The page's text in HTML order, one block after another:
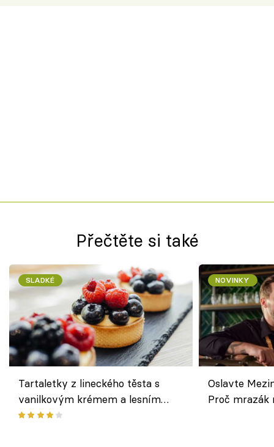
Přečtěte si také
SLADKÉ
Tartaletky z lineckého těsta s
vanilkovým krémem a lesním
ovocem podle Bread Society
NOVINKY
Oslavte
Proč